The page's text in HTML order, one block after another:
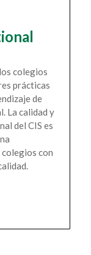
colegios
prácticas
de
La calidad y
del CIS es
con